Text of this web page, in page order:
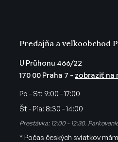
Predajňa a veľkoobchod
U Průhonu 466/22
170 00 Praha 7 - zobraziť na
Po - St: 9:00 - 17:00
Št - Pia: 8:30 - 14:00
Prestávka: 12:00 - 12:30.
* Počas českých sviatkov